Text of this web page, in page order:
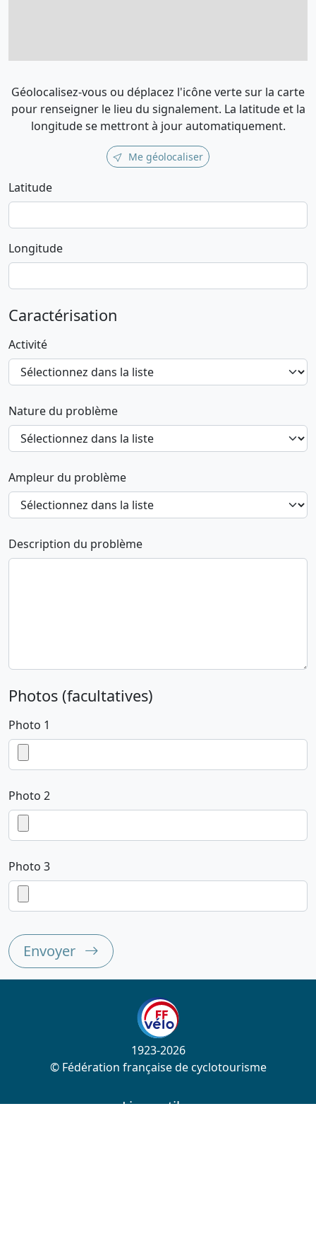
Géolocalisez-vous ou déplacez l'icône verte sur la carte
pour renseigner le lieu du signalement. La latitude et la
longitude se mettront à jour automatiquement.
Me géolocaliser
Latitude
Longitude
Caractérisation
Activité
Nature du problème
Ampleur du problème
Description du problème
Photos (facultatives)
Photo 1
Photo 2
Photo 3
Envoyer
1923-2026
© Fédération française de cyclotourisme
Liens utiles